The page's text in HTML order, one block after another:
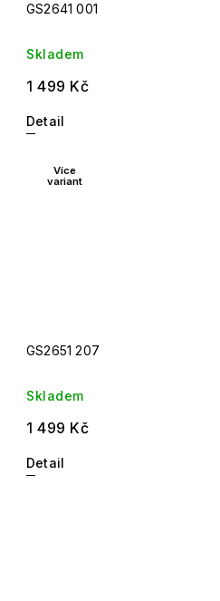
GS2641 001
Skladem
1 499 Kč
Detail
Více
variant
GS2651 207
Skladem
1 499 Kč
Detail